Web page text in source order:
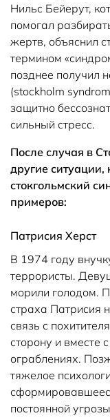
Нильс Бейерут,
помогал
жертв, объяснил
термином
позднее получил
(stockholm
защитно
сильный стресс.
После случая в
другие ситуации,
стокгольмский
примеров:
Патрисия Херст
В 1974 году
террористы.
морили голодом.
страха Патрисия
связь с
сторону и вместе
ограблениях.
тяжелое
постоянной